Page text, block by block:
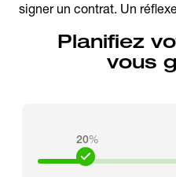
signer un contrat. Un
Planifiez
vous
20%